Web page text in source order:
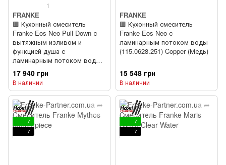
1
FRANKE
🟥 Кухонный смеситель
Franke Eos Neo Pull Down с
вытяжным изливом и
функцией душа с
ламинарным потоком воды
(115.0628.254) Copper (Медь)
17 940 грн
В наличии
FRANKE
🟥 Кухонный смеситель
Franke Eos Neo с
ламинарным потоком воды
(115.0628.251) Copper (Медь)
15 548 грн
В наличии
7
7
7
7